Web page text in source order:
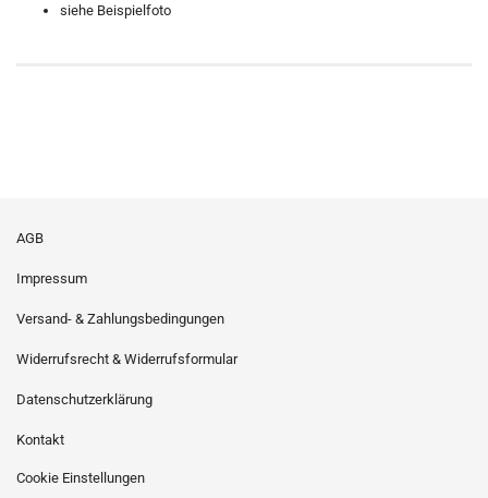
siehe Beispielfoto
AGB
Impressum
Versand- & Zahlungsbedingungen
Widerrufsrecht & Widerrufsformular
Datenschutzerklärung
Kontakt
Cookie Einstellungen